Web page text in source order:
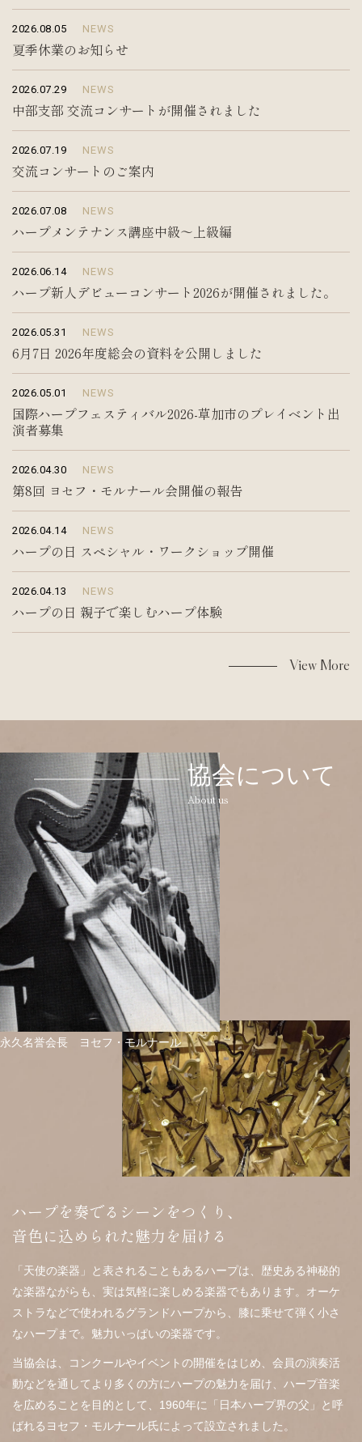
2026.08.05 NEWS
夏季休業のお知らせ
2026.07.29 NEWS
中部支部 交流コンサートが開催されました
2026.07.19 NEWS
交流コンサートのご案内
2026.07.08 NEWS
ハープメンテナンス講座中級〜上級編
2026.06.14 NEWS
ハープ新人デビューコンサート2026が開催されました。
2026.05.31 NEWS
6月7日 2026年度総会の資料を公開しました
2026.05.01 NEWS
国際ハープフェスティバル2026-草加市のプレイベント出
演者募集
2026.04.30 NEWS
第8回 ヨセフ・モルナール会開催の報告
2026.04.14 NEWS
ハープの日 スペシャル・ワークショップ開催
2026.04.13 NEWS
ハープの日 親子で楽しむハープ体験
View More
協会について
About us
永久名誉会長 ヨセフ・モルナール
ハープを奏でるシーンをつくり、
音色に込められた魅力を届ける
「天使の楽器」と表されることもあるハープは、歴史ある神秘的
な楽器ながらも、実は気軽に楽しめる楽器でもあります。オーケ
ストラなどで使われるグランドハープから、膝に乗せて弾く小さ
なハープまで。魅力いっぱいの楽器です。
当協会は、コンクールやイベントの開催をはじめ、会員の演奏活
動などを通してより多くの方にハープの魅力を届け、ハープ音楽
を広めることを目的として、1960年に「日本ハープ界の父」と呼
ばれるヨセフ・モルナール氏によって設立されました。